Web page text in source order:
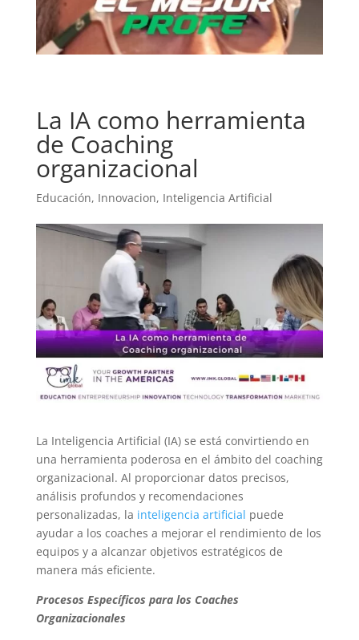
La IA como herramienta
de Coaching
organizacional
Educación, Innovacion, Inteligencia Artificial
La Inteligencia Artificial (IA) se está convirtiendo en
una herramienta poderosa en el ámbito del coaching
organizacional. Al proporcionar datos precisos,
análisis profundos y recomendaciones
personalizadas, la inteligencia artificial puede
ayudar a los coaches a mejorar el rendimiento de los
equipos y a alcanzar objetivos estratégicos de
manera más eficiente.
Procesos Específicos para los Coaches
Organizacionales